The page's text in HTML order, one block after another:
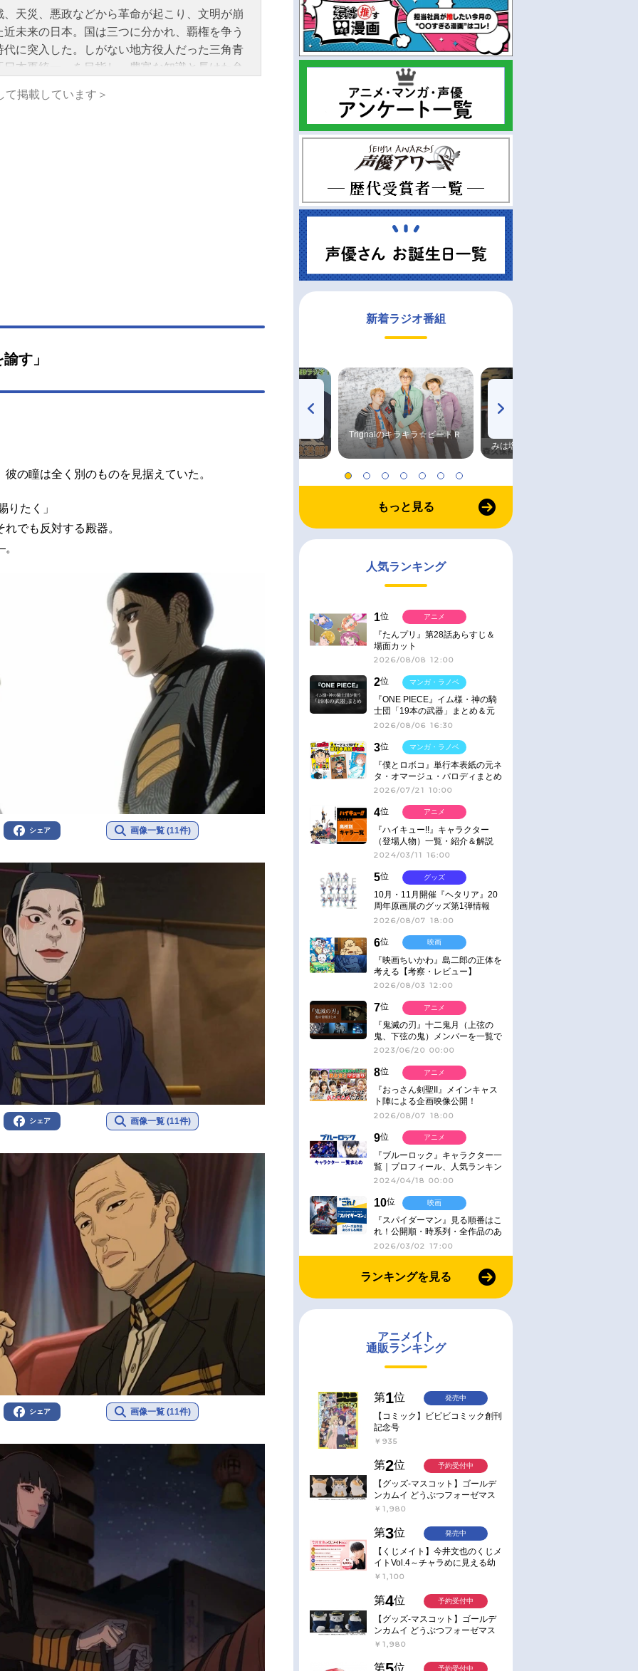
、天災、悪政などから革命が起こり、文明が崩
近未来の日本。国は三つに分かれ、覇権を争う
代に突入した。しがない地方役人だった三角青
日本再統一」を目指し、豊富な知識と長けた弁
、幕を開ける――！作品名日本三國放送形態TV
果：出雲範子音響制作：サウンドチーム・ドン
音楽：KevinPenkin制作：スタジオカフカ製作：
國製作委員会 C...
掲載しています＞
す」
の瞳は全く別のものを見据えていた。
たく」
でも反対する殿器。
シェア 画像一覧 (11件)
シェア 画像一覧 (11件)
シェア 画像一覧 (11件)
新着ラジオ番組
Trignalのキラキラ☆ビートＲ
みは塩だけ
もっと見る
人気ランキング
1位
『たんプリ』第28話あらすじ＆
場面カット
2026/08/08 12:00
アニメ
2位
『ONE PIECE』イム様・神の騎
士団「19本の武器」まとめ＆元
ネタ
2026/08/06 16:30
マンガ・ラノベ
3位
『僕とロボコ』単行本表紙の元ネ
タ・オマージュ・パロディまとめ
2026/07/21 10:00
マンガ・ラノベ
4位
『ハイキュー!!』キャラクター
（登場人物）一覧・紹介＆解説
2024/03/11 16:00
アニメ
5位
10月・11月開催『ヘタリア』20
周年原画展のグッズ第1弾情報
2026/08/07 18:00
グッズ
6位
『映画ちいかわ』島二郎の正体を
考える【考察・レビュー】
2026/08/03 12:00
映画
7位
『鬼滅の刃』十二鬼月（上弦の
鬼、下弦の鬼）メンバーを一覧で
紹介＆解説（登場鬼の情報まと
2023/06/20 00:00
アニメ
8位
『おっさん剣聖II』メインキャス
ト陣による企画映像公開！
2026/08/07 18:00
アニメ
9位
『ブルーロック』キャラクター一
覧｜プロフィール、人気ランキン
グ、キャラソン、診断など気にな
2024/04/18 00:00
アニメ
10位
『スパイダーマン』見る順番はこ
れ！公開順・時系列・全作品のあ
らすじをまとめました
2026/03/02 17:00
映画
ランキングを見る
アニメイト
通販ランキング
第1位
【コミック】ビビビコミック創刊
記念号
￥935
発売中
第2位
【グッズ-マスコット】ゴールデ
ンカムイ どうぶつフォーゼマス
コット 4.尾形百之助【再販】
￥1,980
予約受付中
第3位
【くじメイト】今井文也のくじメ
イトVol.4～チャラめに見える幼
馴染、実は一途で独占欲が強いん
￥1,100
発売中
第4位
【グッズ-マスコット】ゴールデ
ンカムイ どうぶつフォーゼマス
コット 5.月島軍曹【再販】
￥1,980
予約受付中
第 位 予約受付中